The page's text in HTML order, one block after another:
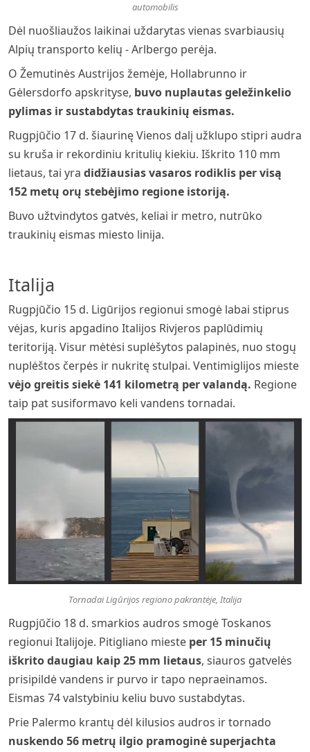
automobilis
Dėl nuošliaužos laikinai uždarytas vienas svarbiausių
Alpių transporto kelių - Arlbergo perėja.
O Žemutinės Austrijos žemėje, Hollabrunno ir
Gėlersdorfo apskrityse, buvo nuplautas geležinkelio
pylimas ir sustabdytas traukinių eismas.
Rugpjūčio 17 d. šiaurinę Vienos dalį užklupo stipri audra
su kruša ir rekordiniu kritulių kiekiu. Iškrito 110 mm
lietaus, tai yra didžiausias vasaros rodiklis per visą
152 metų orų stebėjimo regione istoriją.
Buvo užtvindytos gatvės, keliai ir metro, nutrūko
traukinių eismas miesto linija.
Italija
Rugpjūčio 15 d. Ligūrijos regionui smogė labai stiprus
vėjas, kuris apgadino Italijos Rivjeros paplūdimių
teritoriją. Visur mėtėsi suplėšytos palapinės, nuo stogų
nuplėštos čerpės ir nukritę stulpai. Ventimiglijos mieste
vėjo greitis siekė 141 kilometrą per valandą. Regione
taip pat susiformavo keli vandens tornadai.
Tornadai Ligūrijos regiono pakrantėje, Italija
Rugpjūčio 18 d. smarkios audros smogė Toskanos
regionui Italijoje. Pitigliano mieste per 15 minučių
iškrito daugiau kaip 25 mm lietaus, siauros gatvelės
prisipildė vandens ir purvo ir tapo nepraeinamos.
Eismas 74 valstybiniu keliu buvo sustabdytas.
Prie Palermo krantų dėl kilusios audros ir tornado
nuskendo 56 metrų ilgio pramoginė superjachta